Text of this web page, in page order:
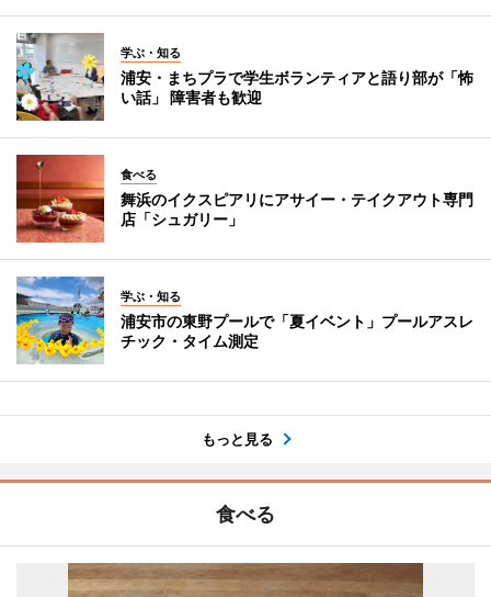
学ぶ・知る
浦安・まちプラで学生ボランティアと語り部が「怖
い話」 障害者も歓迎
食べる
舞浜のイクスピアリにアサイー・テイクアウト専門
店「シュガリー」
学ぶ・知る
浦安市の東野プールで「夏イベント」プールアスレ
チック・タイム測定
もっと見る
食べる